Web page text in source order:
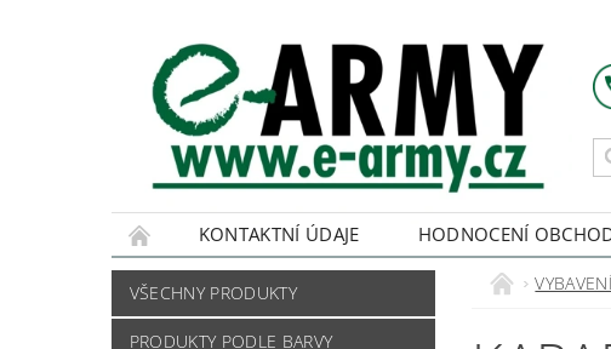
KONTAKTNÍ ÚDAJE HODNOCENÍ
VŠECHNY PRODUKTY
PRODUKTY PODLE BARVY
VYBAVENÍ